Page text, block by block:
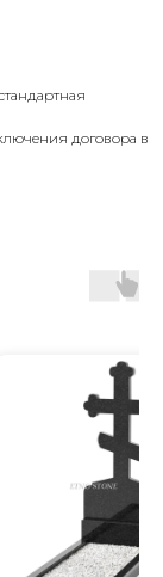
договора в